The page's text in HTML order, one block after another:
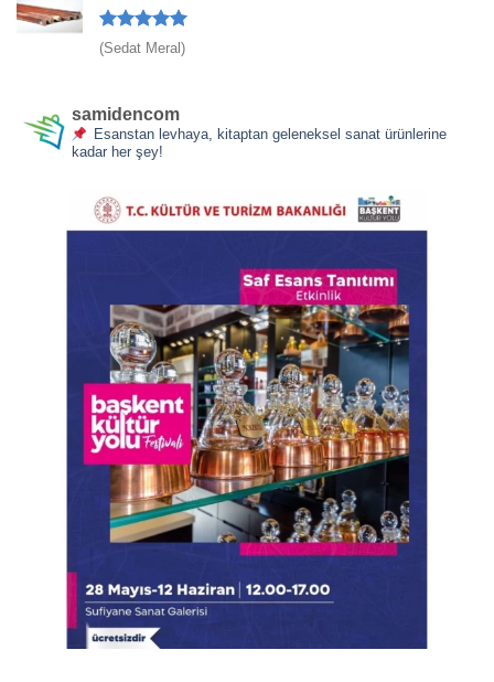
5 üzerinden
5
(Sedat Meral)
samidencom
Esanstan levhaya, kitaptan geleneksel sanat ürünlerine
kadar her şey!